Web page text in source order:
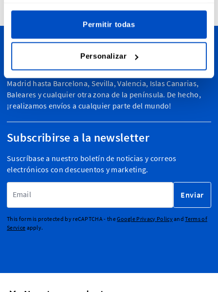
Permitir todas
Personalizar
Personalice sus creaciones
Dutch Label Shop realiza envíos a toda España, desde
Madrid hasta Barcelona, Sevilla, Valencia, Islas Canarias,
Baleares y cualquier otra zona de la península. De hecho,
¡realizamos envíos a cualquier parte del mundo!
Subscribirse a la newsletter
Suscríbase a nuestro boletín de noticias y correos
electrónicos con descuentos y marketing.
Enviar
This form is protected by reCAPTCHA - theGoogle Privacy PolicyandTerms of
Service apply.